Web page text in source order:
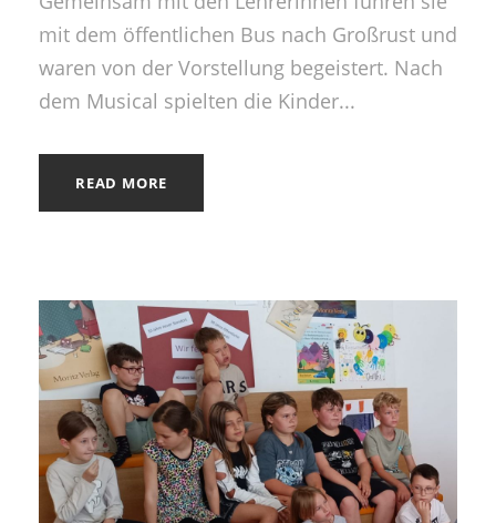
mit dem öffentlichen Bus nach Großrust und
waren von der Vorstellung begeistert. Nach
dem Musical spielten die Kinder...
READ MORE